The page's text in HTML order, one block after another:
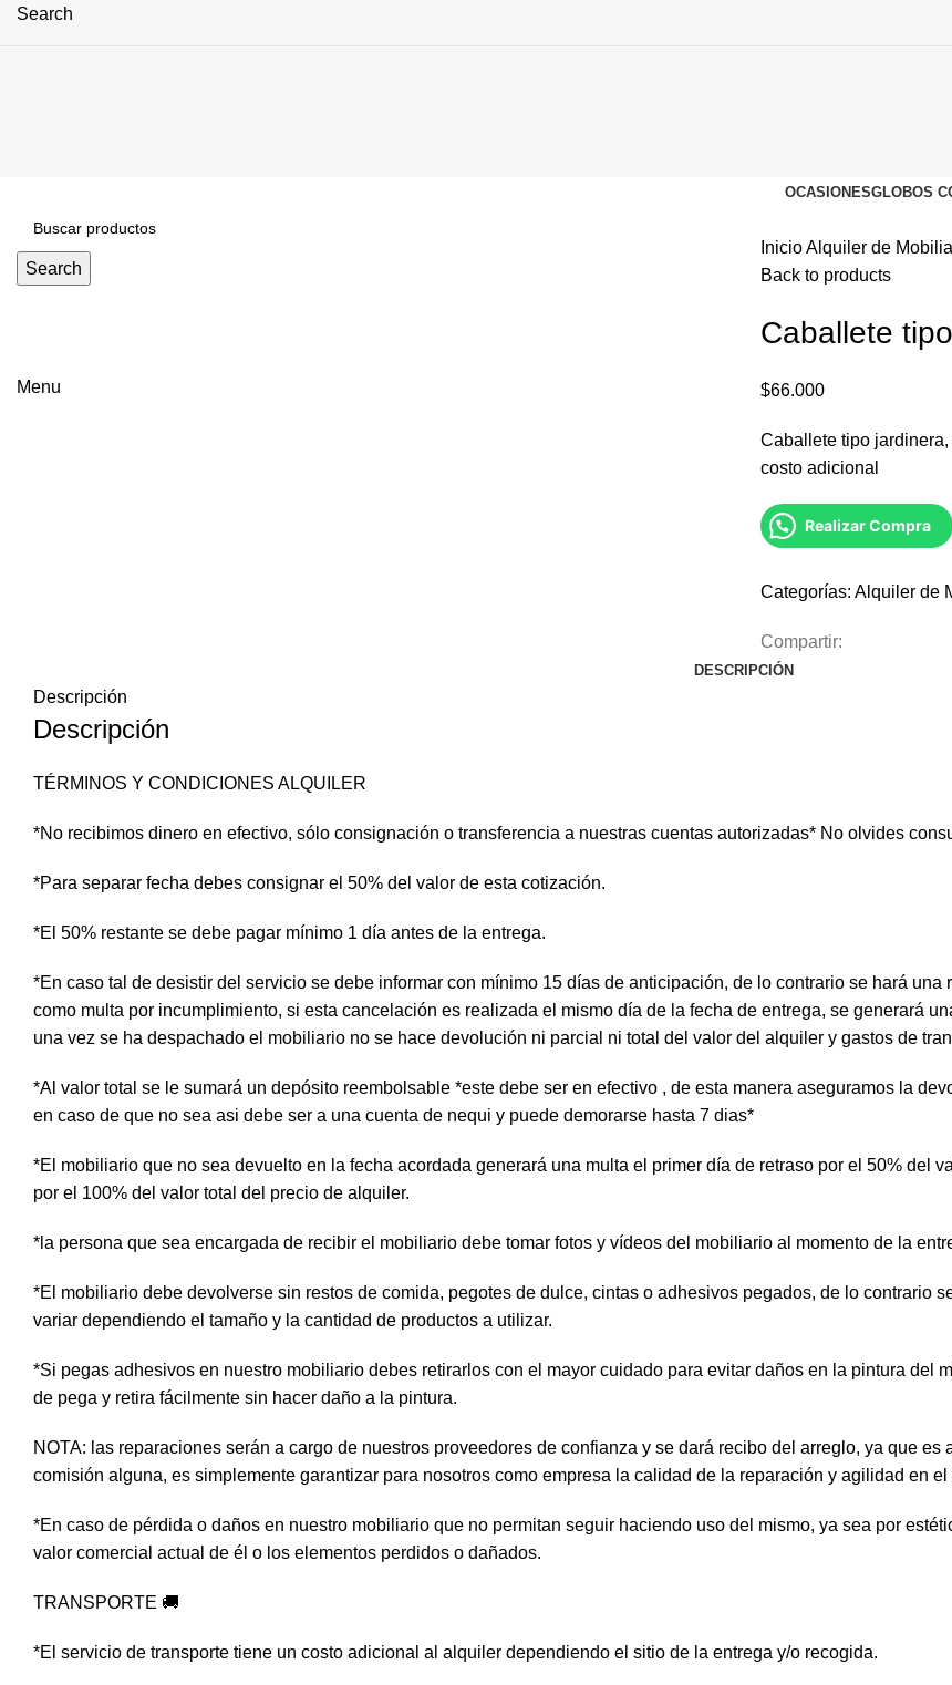
Search
Menu
OCASIONESGLOBOS
Search
InicioAlquiler de
Back to products
Caballete
$66.000
Caballete tipo
costo adicional
Realizar Compra
Categorías: Alquiler de
Compartir:
DESCRIPCIÓN
Descripción
Descripción
TÉRMINOS Y CONDICIONES ALQUILER
*No recibimos dinero en efectivo, sólo consignación o transferencia a nuestras cuentas autorizadas* No olvides
*Para separar fecha debes consignar el 50% del valor de esta cotización.
*El 50% restante se debe pagar mínimo 1 día antes de la entrega.
*En caso tal de desistir del servicio se debe informar con mínimo 15 días de anticipación, de lo contrario se hará
como multa por incumplimiento, si esta cancelación es realizada el mismo día de la fecha de entrega, se generará
una vez se ha despachado el mobiliario no se hace devolución ni parcial ni total del valor del alquiler y gastos de
*Al valor total se le sumará un depósito reembolsable *este debe ser en efectivo , de esta manera aseguramos la
en caso de que no sea asi debe ser a una cuenta de nequi y puede demorarse hasta 7 dias*
*El mobiliario que no sea devuelto en la fecha acordada generará una multa el primer día de retraso por el 50% del
por el 100% del valor total del precio de alquiler.
*la persona que sea encargada de recibir el mobiliario debe tomar fotos y vídeos del mobiliario al momento de la
*El mobiliario debe devolverse sin restos de comida, pegotes de dulce, cintas o adhesivos pegados, de lo contrario
variar dependiendo el tamaño y la cantidad de productos a utilizar.
*Si pegas adhesivos en nuestro mobiliario debes retirarlos con el mayor cuidado para evitar daños en la pintura del
de pega y retira fácilmente sin hacer daño a la pintura.
NOTA: las reparaciones serán a cargo de nuestros proveedores de confianza y se dará recibo del arreglo, ya que
comisión alguna, es simplemente garantizar para nosotros como empresa la calidad de la reparación y agilidad en el
*En caso de pérdida o daños en nuestro mobiliario que no permitan seguir haciendo uso del mismo, ya sea por
valor comercial actual de él o los elementos perdidos o dañados.
TRANSPORTE 🚚
*El servicio de transporte tiene un costo adicional al alquiler dependiendo el sitio de la entrega y/o recogida.